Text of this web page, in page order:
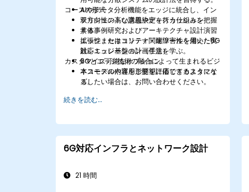
AIやデータ分析機能をエッジに統合し、イン
テリジェントな意思決定を行う仕組みを把握
する。
拡張性・セキュリティ・耐障害性を備えた6G
対応エッジ基盤の計画手法を学ぶ。
6Gとエッジ技術の融合によって生まれるビジ
ネスモデルや運用形態を評価できるようにな
る。
コースの形式
双方向性の高い講義やディスカッション
具体事例研究およびアーキテクチャ設計演習
エッジまたはコンテナ関連ツールを用いた実
践シミュレーション（任意）
カスタマイズ可能なオプション
本コースの内容をご要望に応じてカスタマイ
ズしたい場合は、お問い合わせください。
続きを読む...
6G対応インフラとネットワーク設計
21 時間